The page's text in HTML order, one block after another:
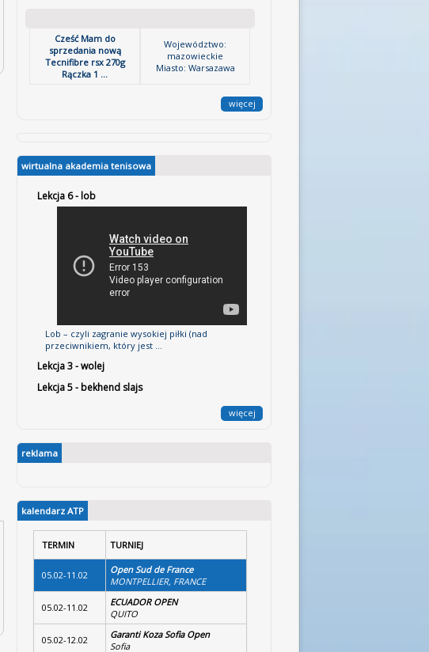
Cześć Mam do
sprzedania nową
Tecnifibre rsx 270g
Rączka 1 ...
Województwo:
mazowieckie
Miasto: Warsazawa
więcej
wirtualna akademia tenisowa
Lekcja 6 - lob
Lob – czyli zagranie wysokiej piłki (nad
przeciwnikiem, który jest ...
Lekcja 3 - wolej
Lekcja 5 - bekhend slajs
więcej
reklama
kalendarz ATP
TERMIN TURNIEJ
05.02-11.02
Open Sud de France
MONTPELLIER, FRANCE
05.02-11.02
ECUADOR OPEN
QUITO
05.02-12.02
Garanti Koza Sofia Open
Sofia